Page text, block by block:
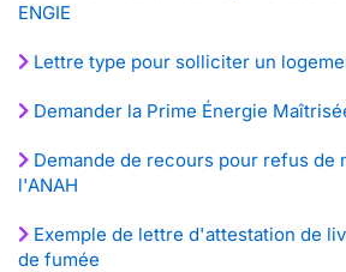
ENGIE
Lettre type pour solliciter un
Demander la Prime Énergie
Demande de recours pour refus de
l'ANAH
Exemple de lettre d'attestation de
de fumée